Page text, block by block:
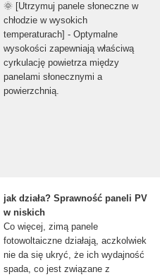
🌞 [Utrzymuj panele słoneczne w
chłodzie w wysokich
temperaturach] - Optymalne
wysokości zapewniają właściwą
cyrkulację powietrza między
panelami słonecznymi a
powierzchnią.
jak działa? Sprawność paneli PV
w niskich
Co więcej, zimą panele
fotowoltaiczne działają, aczkolwiek
nie da się ukryć, że ich wydajność
spada, co jest związane z